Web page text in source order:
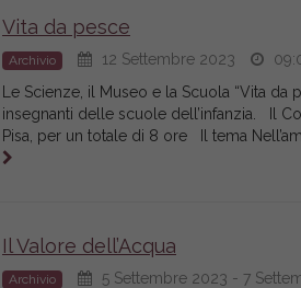
Vita da pesce
Archivio 12 Settembre 2023
Le Scienze, il Museo e la Scuola “Vita
insegnanti delle scuole dell’infanzia. Il
Pisa, per un totale di 8 ore Il tema
Il Valore dell’Acqua
Archivio 5 Settembre 2023 - 7